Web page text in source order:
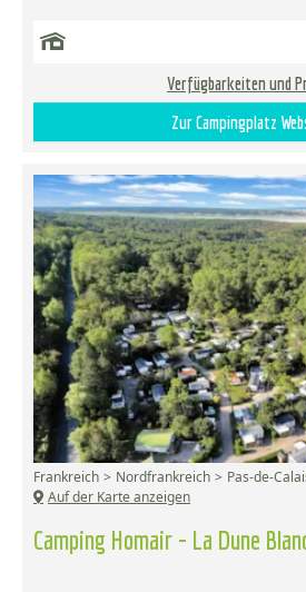
Verfügbarkeiten und
Zur Campingplatz
Camping Homair - La Dune
Frankreich Nordfrankreich Pas-de-
Auf der Karte anzeigen